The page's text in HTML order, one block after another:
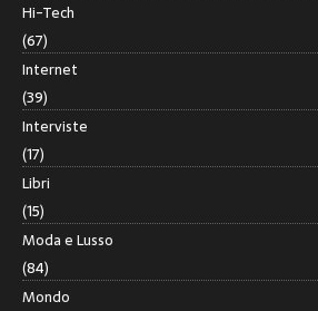
Hi-Tech
(67)
Internet
(39)
Interviste
(17)
Libri
(15)
Moda e Lusso
(84)
Mondo